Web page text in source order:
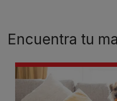
Encuentra tu